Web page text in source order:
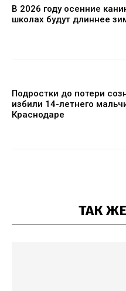
В 2026 году осенние
школах будут длиннее
Подростки до потери
избили 14-летнего
Краснодаре
ТАК